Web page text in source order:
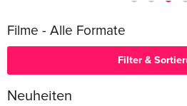
Filme - Alle Formate
Filter &
Neuheiten